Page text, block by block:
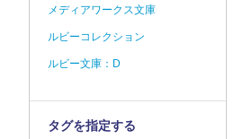
メディアワークス文庫
ルビーコレクション
ルビー文庫：D
タグを指定する